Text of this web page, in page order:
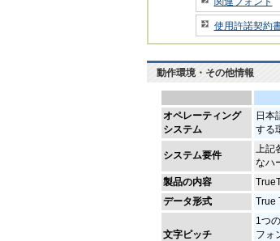
使用許諾契約
動作環境・その他情報
オペレーティング
システム
日本
する
システム要件
上
なハ
製品の内容
データ形式
True
文字ピッチ
1つ
フォ